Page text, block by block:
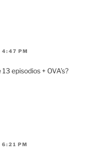
4:47 PM
episodios + OVA’s?
PM